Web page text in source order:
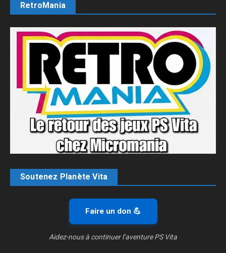
RetroMania
Soutenez Planète Vita
Faire un don 💪
Aidez-nous à continuer l’aventure PS Vita